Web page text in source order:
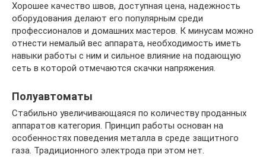
Хорошее качество швов, доступная цена, надежность
оборудования делают его популярным среди
профессионалов и домашних мастеров. К минусам можно
отнести немалый вес аппарата, необходимость иметь
навыки работы с ним и сильное влияние на подающую
сеть в которой отмечаются скачки напряжения.
Полуавтоматы
Стабильно увеличивающаяся по количеству проданных
аппаратов категория. Принцип работы основан на
особенностях поведения металла в среде защитного
газа. Традиционного электрода при этом нет.